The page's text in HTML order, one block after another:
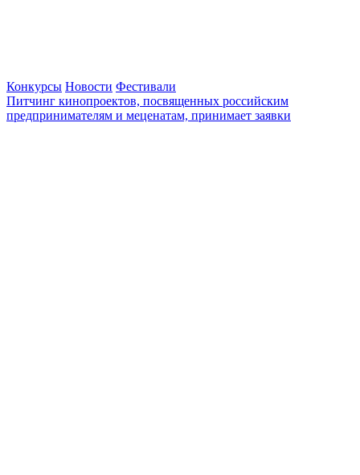
Конкурсы Новости Фестивали
Питчинг кинопроектов, посвященных российским
предпринимателям и меценатам, принимает заявки